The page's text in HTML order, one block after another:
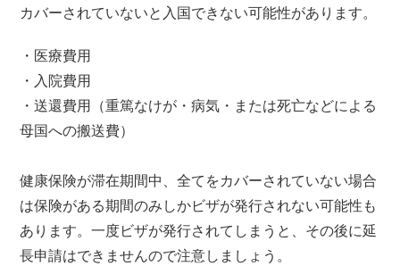
カバーされていないと入国できない可能性があります。
・医療費用
・入院費用
・送還費用（重篤なけが・病気・または死亡などによる
母国への搬送費）
健康保険が滞在期間中、全てをカバーされていない場合
は保険がある期間のみしかビザが発行されない可能性も
あります。一度ビザが発行されてしまうと、その後に延
長申請はできませんので注意しましょう。